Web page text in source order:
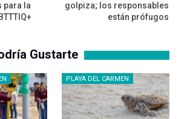
para la
golpiza; los responsables
están prófugos
Gustarte
PLAYA DEL CARMEN